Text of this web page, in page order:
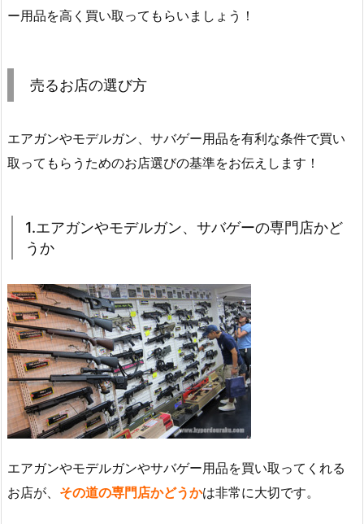
ー用品を高く買い取ってもらいましょう！
売るお店の選び方
エアガンやモデルガン、サバゲー用品を有利な条件で買い
取ってもらうためのお店選びの基準をお伝えします！
1.エアガンやモデルガン、サバゲーの専門店かど
うか
エアガンやモデルガンやサバゲー用品を買い取ってくれる
お店が、 その道の専門店かどうかは非常に大切です。